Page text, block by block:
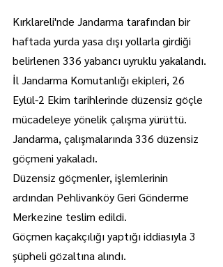
Kırklareli'nde Jandarma tarafından bir
haftada yurda yasa dışı yollarla girdiği
belirlenen 336 yabancı uyruklu yakalandı.
İl Jandarma Komutanlığı ekipleri, 26
Eylül-2 Ekim tarihlerinde düzensiz göçle
mücadeleye yönelik çalışma yürüttü.
Jandarma, çalışmalarında 336 düzensiz
göçmeni yakaladı.
Düzensiz göçmenler, işlemlerinin
ardından Pehlivanköy Geri Gönderme
Merkezine teslim edildi.
Göçmen kaçakçılığı yaptığı iddiasıyla 3
şüpheli gözaltına alındı.